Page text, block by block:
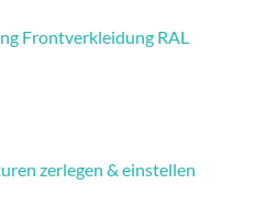
Frontverkleidung RAL
zerlegen & einstellen